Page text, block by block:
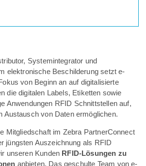
Systemintegrator und
elektronische Beschilderung setzt e-
von Beginn an auf digitalisierte
die digitalen Labels, Etiketten sowie
Anwendungen RFID Schnittstellen auf,
Austausch von Daten ermöglichen.
Mitgliedschaft im Zebra PartnerConnect
jüngsten Auszeichnung als RFID
unseren Kunden RFID-Lösungen zu
anbieten. Das geschulte Team von e-